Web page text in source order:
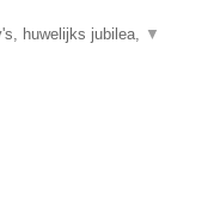
huwelijks jubilea, ▼